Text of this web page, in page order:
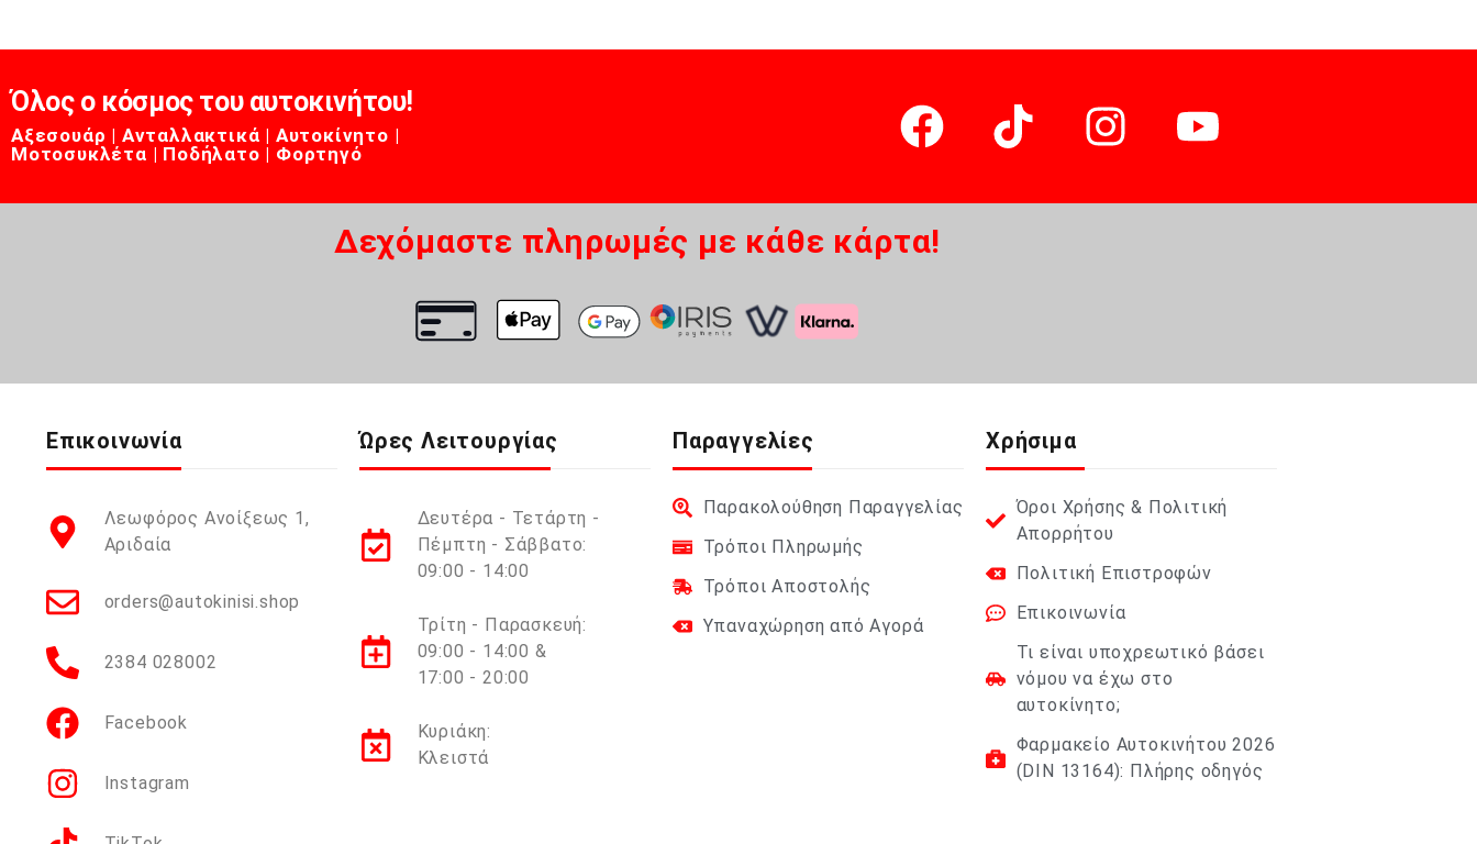
Όλος ο κόσμος του αυτοκινήτου!
Αξεσουάρ | Ανταλλακτικά | Αυτοκίνητο |
Μοτοσυκλέτα | Ποδήλατο | Φορτηγό
Δεχόμαστε πληρωμές με κάθε κάρτα!
Επικοινωνία
Λεωφόρος Ανοίξεως 1,
Αριδαία
orders@autokinisi.shop
2384 028002
Facebook
Instagram
Ώρες Λειτουργίας
Δευτέρα - Τετάρτη -
Πέμπτη - Σάββατο:
09:00 - 14:00
Τρίτη - Παρασκευή:
09:00 - 14:00 &
17:00 - 20:00
Κυριάκη:
Κλειστά
Παραγγελίες
Παρακολούθηση Παραγγελίας
Τρόποι Πληρωμής
Τρόποι Αποστολής
Υπαναχώρηση από Αγορά
Χρήσιμα
Όροι Χρήσης & Πολιτική
Απορρήτου
Πολιτική Επιστροφών
Επικοινωνία
Τι είναι υποχρεωτικό βάσει
νόμου να έχω στο
αυτοκίνητο;
Φαρμακείο Αυτοκινήτου 2026
(DIN 13164): Πλήρης οδηγός